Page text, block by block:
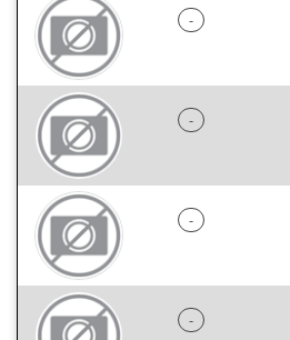
-
-
-
-